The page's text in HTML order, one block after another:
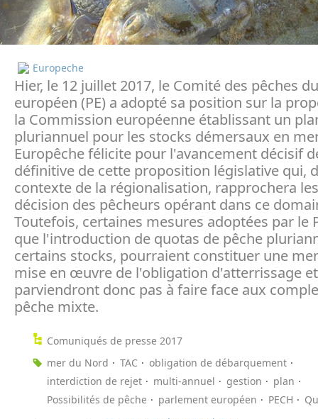
Europeche
Hier, le 12 juillet 2017, le Comité des pêches
européen (PE) a adopté sa position sur la
la Commission européenne établissant un
pluriannuel pour les stocks démersaux en
Europêche félicite pour l'avancement décisif
définitive de cette proposition législative qui,
contexte de la régionalisation, rapprochera
décision des pêcheurs opérant dans ce
Toutefois, certaines mesures adoptées par le
que l'introduction de quotas de pêche
certains stocks, pourraient constituer une
mise en œuvre de l'obligation d'atterrissage
parviendront donc pas à faire face aux
pêche mixte.
Comuniqués de presse 2017
mer du Nord
TAC
obligation de débarquement
interdiction de rejet
multi-annuel gestion
plan
Possibilités de pêche
parlement européen PECH